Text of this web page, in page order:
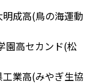
成高(鳥の海運動
高セカンド(松
業高(みやぎ生協